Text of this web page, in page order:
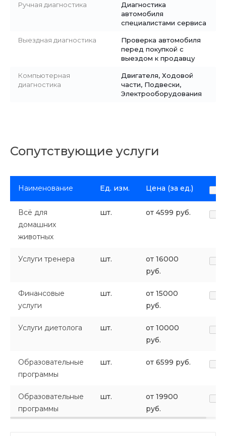
Ручная диагностика
Диагностика
автомобиля
специалистами сервиса
Выездная диагностика
Проверка автомобиля
перед покупкой с
выездом к продавцу
Компьютерная
диагностика
Двигателя, Ходовой
части, Подвески,
Электрооборудования
Сопутствующие услуги
Наименование Ед. изм. Цена (за ед.)
Всё для
домашних
животных
шт. от 4599 руб.
Услуги тренера шт.
от 16000
руб.
Финансовые
услуги
шт.
от 15000
руб.
Услуги диетолога шт.
от 10000
руб.
Образовательные
программы
шт. от 6599 руб.
Образовательные
программы
шт.
от 19900
руб.